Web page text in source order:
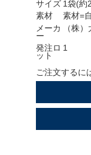
サイズ 1袋(約
素材
素材=
メーカ
ー
（株
発注ロ
ット
1
ご注文するに